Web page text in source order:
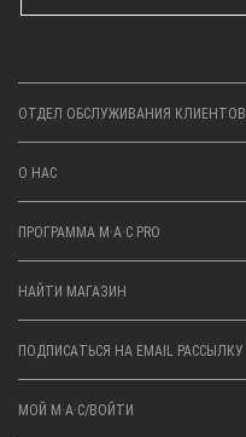
ОТДЕЛ ОБСЛУЖИВАНИЯ КЛИЕНТОВ
О НАС
ПРОГРАММА M·A·C PRO
НАЙТИ МАГАЗИН
ПОДПИСАТЬСЯ НА EMAIL РАССЫЛКУ
МОЙ M·A·C/ВОЙТИ